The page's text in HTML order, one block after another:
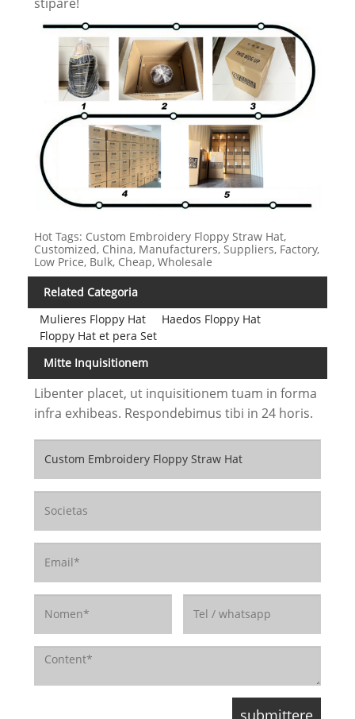
Hot Tags: Custom Embroidery Floppy Straw Hat,
Customized, China, Manufacturers, Suppliers, Factory,
Low Price, Bulk, Cheap, Wholesale
Related Categoria
Mulieres Floppy Hat
Haedos Floppy Hat
Floppy Hat et pera Set
Mitte Inquisitionem
Libenter placet, ut inquisitionem tuam in forma
infra exhibeas. Respondebimus tibi in 24 horis.